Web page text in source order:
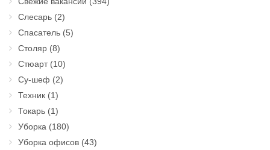
Слесарь (2)
Спасатель (5)
Столяр (8)
Стюарт(10)
Су-шеф (2)
Техник (1)
Токарь (1)
Уборка (180)
Уборка офисов (43)